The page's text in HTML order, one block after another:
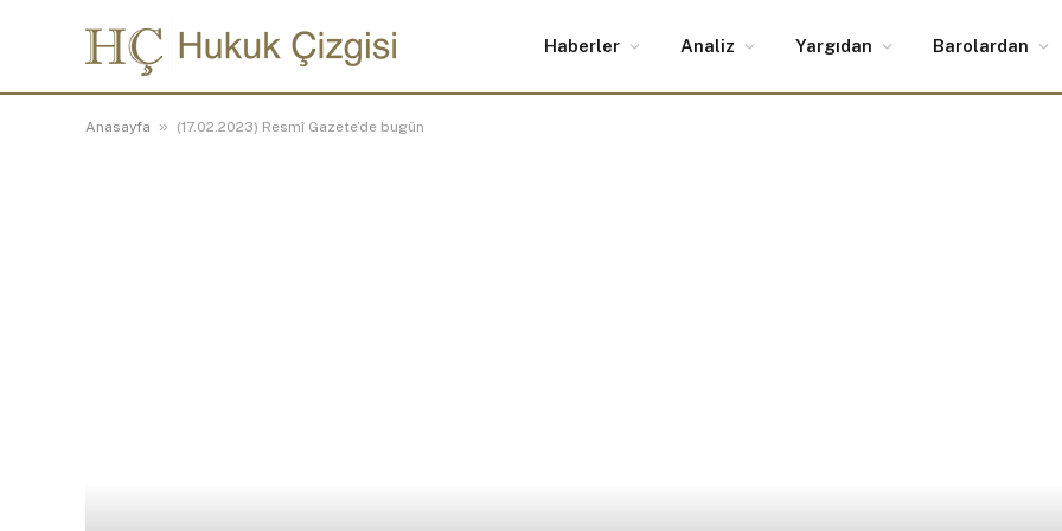
Haberler Analiz Yargıdan Barolardan
Anasayfa » (17.02.2023) Resmî Gazete’de bugün